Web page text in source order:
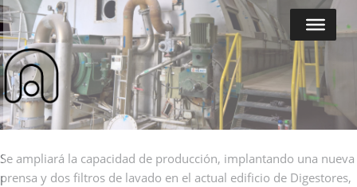
Se ampliará la capacidad de producción, implantando una nueva
prensa y dos filtros de lavado en el actual edificio de Digestores,